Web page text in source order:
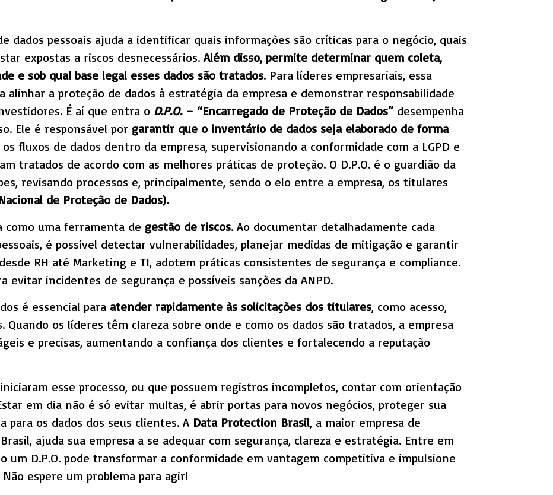
dados pessoais ajuda a identificar quais informações são críticas para o negócio, quais
expostas a riscos desnecessários. Além disso, permite determinar quem coleta,
e sob qual base legal esses dados são tratados. Para líderes empresariais, essa
alinhar a proteção de dados à estratégia da empresa e demonstrar responsabilidade
É aí que entra o D.P.O.– “Encarregado de Proteção de Dados”desempenha
Ele é responsável por garantir que o inventário de dados seja elaborado de forma
fluxos de dados dentro da empresa, supervisionando a conformidade com a LGPD e
tratados de acordo com as melhores práticas de proteção. O D.P.O. é o guardião da
revisando processos e, principalmente, sendo o elo entre a empresa, os titulares
de Proteção de Dados).
uma ferramenta de gestão de riscos. Ao documentar detalhadamente cada
é possível detectar vulnerabilidades, planejar medidas de mitigação e garantir
RH até Marketing e TI, adotem práticas consistentes de segurança e compliance.
evitar incidentes de segurança e possíveis sanções da ANPD.
é essencial para atender rapidamente às solicitações dos titulares, como acesso,
Quando os líderes têm clareza sobre onde e como os dados são tratados, a empresa
e precisas, aumentando a confiança dos clientes e fortalecendo a reputação
esse processo, ou que possuem registros incompletos, contar com orientação
em dia não é só evitar multas, é abrir portas para novos negócios, proteger sua
para os dados dos seus clientes. A Data Protection Brasil, a maior empresa de
ajuda sua empresa a se adequar com segurança, clareza e estratégia. Entre em
um D.P.O. pode transformar a conformidade em vantagem competitiva e impulsione
espere um problema para agir!